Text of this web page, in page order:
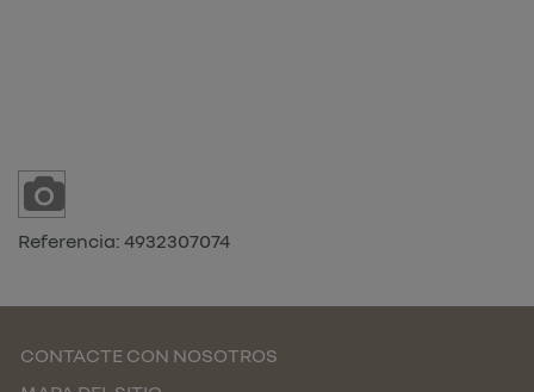
Referencia: 4932307074
CONTACTE CON NOSOTROS